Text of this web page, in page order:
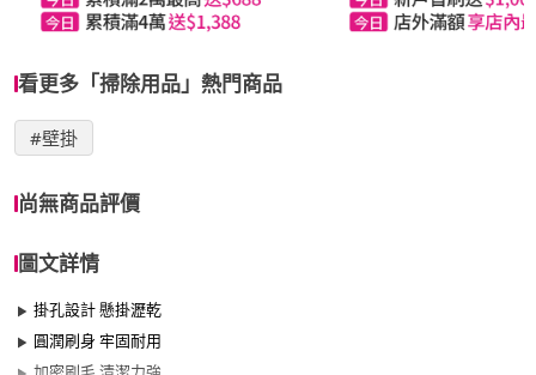
看更多「掃除用品」熱門商品
#壁掛
尚無商品評價
圖文詳情
掛孔設計 懸掛瀝乾
圓潤刷身 牢固耐用